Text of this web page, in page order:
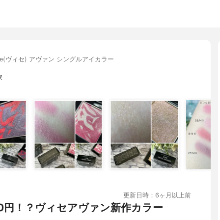
ヴィセ) アヴァン シングルアイカラー
更新日時：6ヶ月以上前
！？ヴィセアヴァン新作カラー